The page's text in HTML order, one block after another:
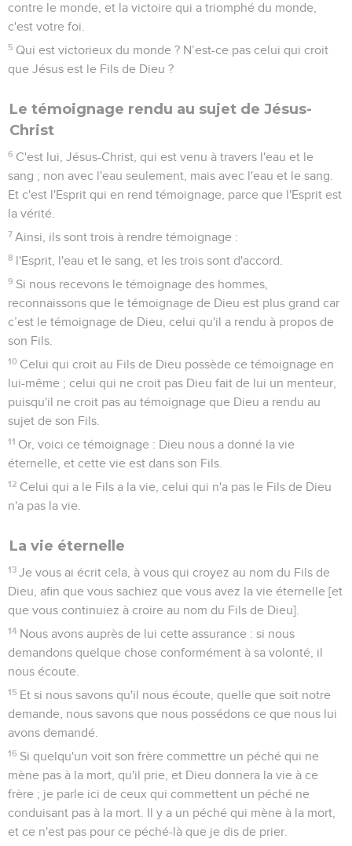
contre le monde, et la victoire qui a triomphé du monde,
c'est votre foi.
5 Qui est victorieux du monde ? N’est-ce pas celui qui croit
que Jésus est le Fils de Dieu ?
Le témoignage rendu au sujet de Jésus-
Christ
6 C'est lui, Jésus-Christ, qui est venu à travers l'eau et le
sang ; non avec l'eau seulement, mais avec l'eau et le sang.
Et c'est l'Esprit qui en rend témoignage, parce que l'Esprit est
la vérité.
7 Ainsi, ils sont trois à rendre témoignage :
8 l'Esprit, l'eau et le sang, et les trois sont d'accord.
9 Si nous recevons le témoignage des hommes,
reconnaissons que le témoignage de Dieu est plus grand car
c’est le témoignage de Dieu, celui qu'il a rendu à propos de
son Fils.
10 Celui qui croit au Fils de Dieu possède ce témoignage en
lui-même ; celui qui ne croit pas Dieu fait de lui un menteur,
puisqu'il ne croit pas au témoignage que Dieu a rendu au
sujet de son Fils.
11 Or, voici ce témoignage : Dieu nous a donné la vie
éternelle, et cette vie est dans son Fils.
12 Celui qui a le Fils a la vie, celui qui n'a pas le Fils de Dieu
n'a pas la vie.
La vie éternelle
13 Je vous ai écrit cela, à vous qui croyez au nom du Fils de
Dieu, afin que vous sachiez que vous avez la vie éternelle [et
que vous continuiez à croire au nom du Fils de Dieu].
14 Nous avons auprès de lui cette assurance : si nous
demandons quelque chose conformément à sa volonté, il
nous écoute.
15 Et si nous savons qu'il nous écoute, quelle que soit notre
demande, nous savons que nous possédons ce que nous lui
avons demandé.
16 Si quelqu'un voit son frère commettre un péché qui ne
mène pas à la mort, qu'il prie, et Dieu donnera la vie à ce
frère ; je parle ici de ceux qui commettent un péché ne
conduisant pas à la mort. Il y a un péché qui mène à la mort,
et ce n'est pas pour ce péché-là que je dis de prier.